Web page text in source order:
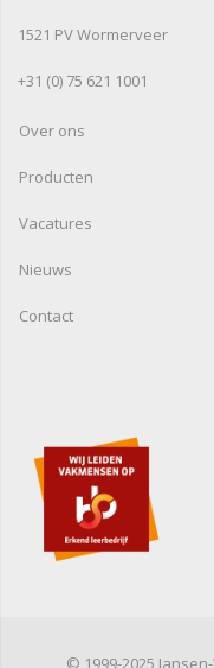
1521 PV Wormerveer
+31 (0) 75 621 1001
Over ons
Producten
Vacatures
Nieuws
Contact
© 1999-2025